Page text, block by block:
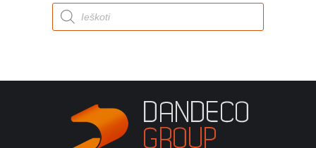
Products
search